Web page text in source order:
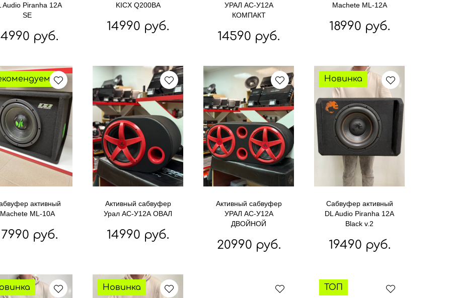
Audio Piranha 12A
SE
руб.
KICX Q200BA
14990 руб.
УРАЛ АС-У12А
КОМПАКТ
14590 руб.
Machete ML-12A
18990 руб.
активный
Machete ML-10A
руб.
Активный сабвуфер
Урал АС-У12А ОВАЛ
14990 руб.
Активный сабвуфер
УРАЛ АС-У12А
ДВОЙНОЙ
20990 руб.
Новинка
Сабвуфер активный
DL Audio Piranha 12A
Black v.2
19490 руб.
Новинка ТОП